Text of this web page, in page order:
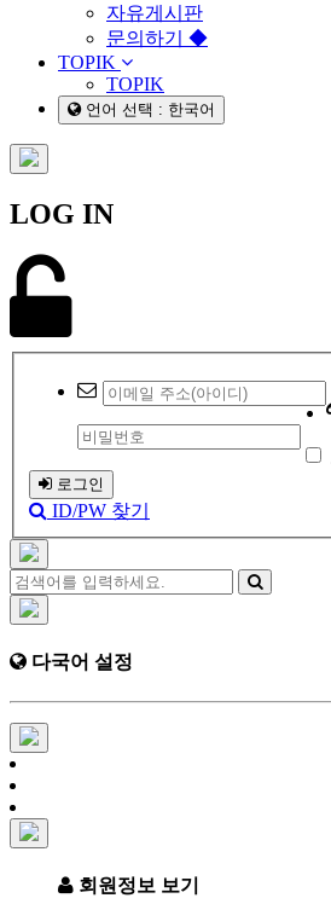
자유게시판
문의하기 ◆
TOPIK
TOPIK
언어 선택 : 한국어
LOG IN
로그인
ID/PW 찾기
다국어 설정
회원정보 보기